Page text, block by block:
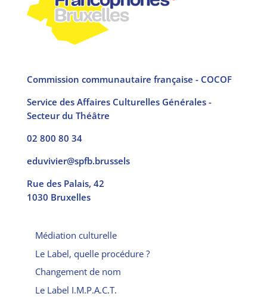
Commission communautaire française - COCOF
Service des Affaires Culturelles Générales -
Secteur du Théâtre
02 800 80 34
eduvivier@spfb.brussels
Rue des Palais, 42
1030 Bruxelles
Médiation culturelle
Le Label, quelle procédure ?
Changement de nom
Le Label I.M.P.A.C.T.